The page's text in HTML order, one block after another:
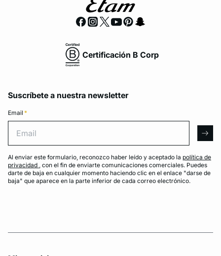
Certificación B Corp
Suscríbete a nuestra newsletter
Email *
Al enviar este formulario, reconozco haber leído y aceptado la política de
privacidad , con el fin de enviarte comunicaciones comerciales. Puedes
darte de baja en cualquier momento haciendo clic en el enlace "darse de
baja" que aparece en la parte inferior de cada correo electrónico.